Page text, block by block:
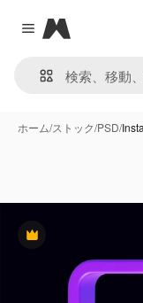
Close menu
Magnific
ホーム/ストック/PSD/
Premium